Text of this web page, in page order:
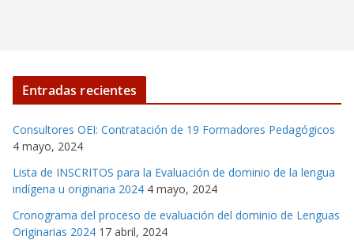
Entradas recientes
Consultores OEI: Contratación de 19 Formadores Pedagógicos
4 mayo, 2024
Lista de INSCRITOS para la Evaluación de dominio de la lengua
indígena u originaria 2024 4 mayo, 2024
Cronograma del proceso de evaluación del dominio de Lenguas
Originarias 2024 17 abril, 2024